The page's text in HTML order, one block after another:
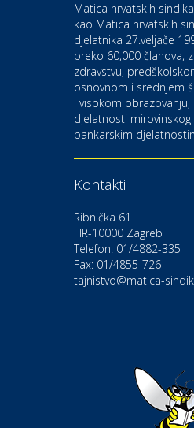
Bistrica
Auto-moto i tehnika
CIAK Auto d.o.o.
Kultura i edukacija
Kazalište Gavella
Moda i ljepota
Gastro
Hotel Bunčić
Izletište i vinotočje
Matica hrvatskih
kao Matica hrvatskih
djelatnika 27.veljače
preko 60,000 članova,
zdravstvu,
osnovnom i srednjem
i visokom obrazovanju,
djelatnosti mirovinskog
bankarskim
Kontakti
Ribnička 61
HR-10000 Zagreb
Telefon: 01/4882-335
Fax: 01/4855-726
tajnistvo@matica-